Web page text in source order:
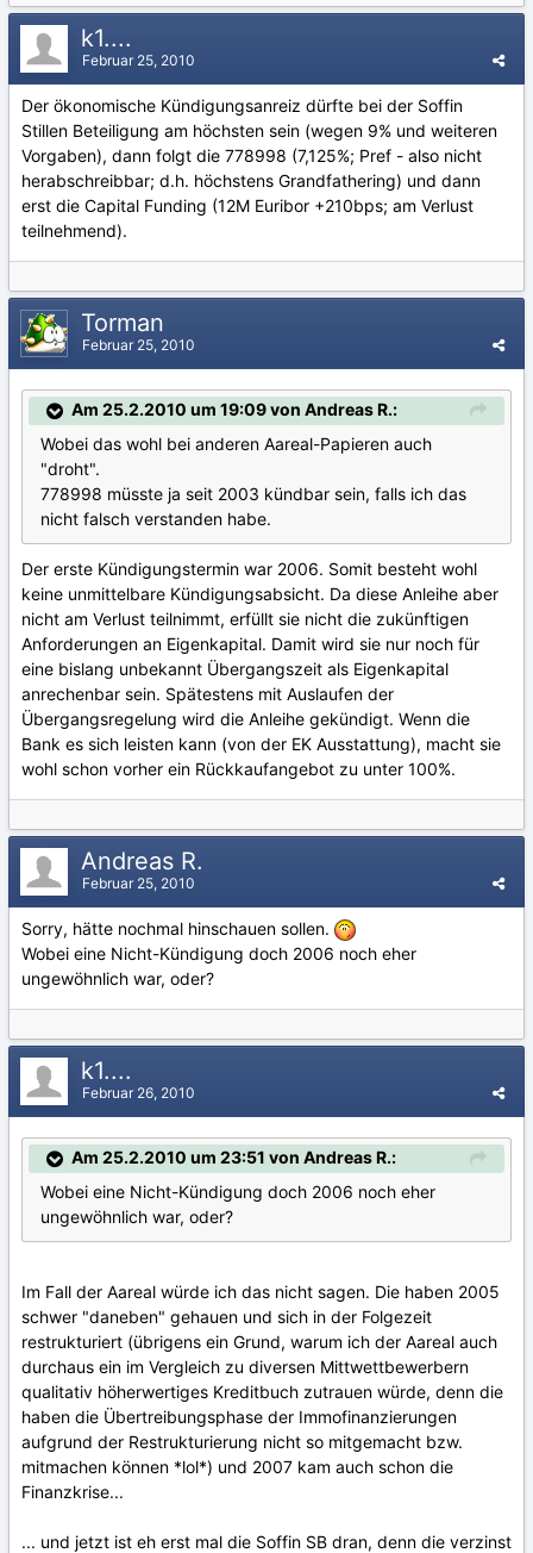
k1....
Februar 25, 2010
Der ökonomische Kündigungsanreiz dürfte bei der Soffin
Stillen Beteiligung am höchsten sein (wegen 9% und weiteren
Vorgaben), dann folgt die 778998 (7,125%; Pref - also nicht
herabschreibbar; d.h. höchstens Grandfathering) und dann
erst die Capital Funding (12M Euribor +210bps; am Verlust
teilnehmend).
Torman
Februar 25, 2010
Am 25.2.2010 um 19:09 von Andreas R.:
Wobei das wohl bei anderen Aareal-Papieren auch
"droht".
778998 müsste ja seit 2003 kündbar sein, falls ich das
nicht falsch verstanden habe.
Der erste Kündigungstermin war 2006. Somit besteht wohl
keine unmittelbare Kündigungsabsicht. Da diese Anleihe aber
nicht am Verlust teilnimmt, erfüllt sie nicht die zukünftigen
Anforderungen an Eigenkapital. Damit wird sie nur noch für
eine bislang unbekannt Übergangszeit als Eigenkapital
anrechenbar sein. Spätestens mit Auslaufen der
Übergangsregelung wird die Anleihe gekündigt. Wenn die
Bank es sich leisten kann (von der EK Ausstattung), macht sie
wohl schon vorher ein Rückkaufangebot zu unter 100%.
Andreas R.
Februar 25, 2010
Sorry, hätte nochmal hinschauen sollen.
Wobei eine Nicht-Kündigung doch 2006 noch eher
ungewöhnlich war, oder?
k1....
Februar 26, 2010
Am 25.2.2010 um 23:51 von Andreas R.:
Wobei eine Nicht-Kündigung doch 2006 noch eher
ungewöhnlich war, oder?
Im Fall der Aareal würde ich das nicht sagen. Die haben 2005
schwer "daneben" gehauen und sich in der Folgezeit
restrukturiert (übrigens ein Grund, warum ich der Aareal auch
durchaus ein im Vergleich zu diversen Mittwettbewerbern
qualitativ höherwertiges Kreditbuch zutrauen würde, denn die
haben die Übertreibungsphase der Immofinanzierungen
aufgrund der Restrukturierung nicht so mitgemacht bzw.
mitmachen können *lol*) und 2007 kam auch schon die
Finanzkrise...
... und jetzt ist eh erst mal die Soffin SB dran, denn die verzinst